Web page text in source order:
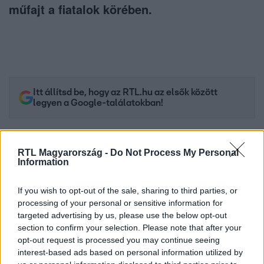
RTL Magyarország - Do Not Process My Personal
Information
If you wish to opt-out of the sale, sharing to third parties, or
processing of your personal or sensitive information for
targeted advertising by us, please use the below opt-out
section to confirm your selection. Please note that after your
opt-out request is processed you may continue seeing
interest-based ads based on personal information utilized by
műfajt a fiatalok körében.
Itt állítsd be, hogy az RTL.hu az elsők között
legyen a Google-találatokban!
Kövess minket, és értesülj a friss hírekről a